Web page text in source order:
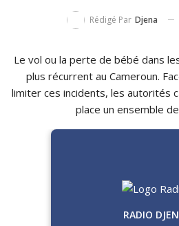
Rédigé Par Djena
Le vol ou la perte de bébé dans
plus récurrent au Cameroun.
limiter ces incidents, les autorités
place un ensemble
RADIO